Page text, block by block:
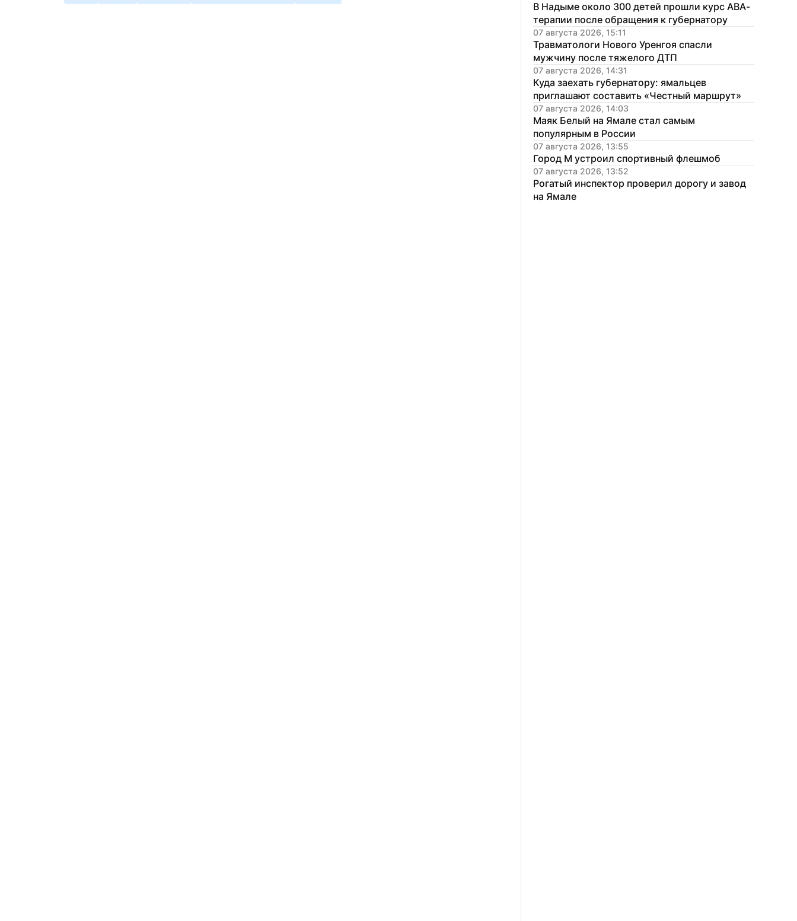
В Надыме около 300 детей прошли курс АВА-
терапии после обращения к губернатору
07 августа 2026, 15:11
Травматологи Нового Уренгоя спасли
мужчину после тяжелого ДТП
07 августа 2026, 14:31
Куда заехать губернатору: ямальцев
приглашают составить «Честный маршрут»
07 августа 2026, 14:03
Маяк Белый на Ямале стал самым
популярным в России
07 августа 2026, 13:55
Город М устроил спортивный флешмоб
07 августа 2026, 13:52
Рогатый инспектор проверил дорогу и завод
на Ямале